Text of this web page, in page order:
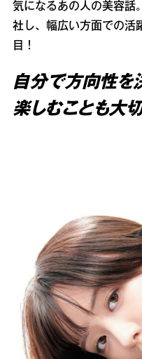
気になるあの人の美容話
社し、幅広い方面での活
目！
自分で方向性を
楽しむことも大